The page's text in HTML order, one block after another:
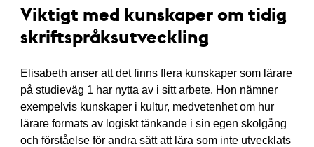
Viktigt med kunskaper om tidig
skriftspråksutveckling
Elisabeth anser att det finns flera kunskaper som lärare
på studieväg 1 har nytta av i sitt arbete. Hon nämner
exempelvis kunskaper i kultur, medvetenhet om hur
lärare formats av logiskt tänkande i sin egen skolgång
och förståelse för andra sätt att lära som inte utvecklats